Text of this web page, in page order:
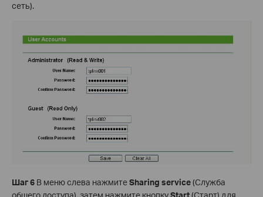
сеть).
Шаг 6 В меню слева нажмитеSharing service(Служба